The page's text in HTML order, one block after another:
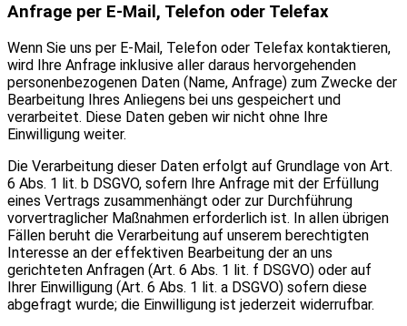
Anfrage per E-Mail, Telefon oder Telefax
Wenn Sie uns per E-Mail, Telefon oder Telefax kontaktieren,
wird Ihre Anfrage inklusive aller daraus hervorgehenden
personenbezogenen Daten (Name, Anfrage) zum Zwecke der
Bearbeitung Ihres Anliegens bei uns gespeichert und
verarbeitet. Diese Daten geben wir nicht ohne Ihre
Einwilligung weiter.
Die Verarbeitung dieser Daten erfolgt auf Grundlage von Art.
6 Abs. 1 lit. b DSGVO, sofern Ihre Anfrage mit der Erfüllung
eines Vertrags zusammenhängt oder zur Durchführung
vorvertraglicher Maßnahmen erforderlich ist. In allen übrigen
Fällen beruht die Verarbeitung auf unserem berechtigten
Interesse an der effektiven Bearbeitung der an uns
gerichteten Anfragen (Art. 6 Abs. 1 lit. f DSGVO) oder auf
Ihrer Einwilligung (Art. 6 Abs. 1 lit. a DSGVO) sofern diese
abgefragt wurde; die Einwilligung ist jederzeit widerrufbar.